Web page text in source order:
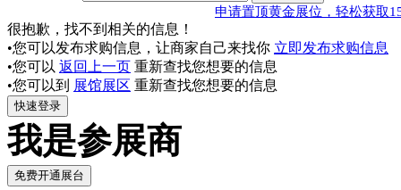
申请置顶黄金展位，轻松获取
很抱歉，找不到相关的信息！
•您可以发布求购信息，让商家自己来找你 立即发布求购信息
•您可以 返回上一页 重新查找您想要的信息
•您可以到 展馆展区 重新查找您想要的信息
我是参展商